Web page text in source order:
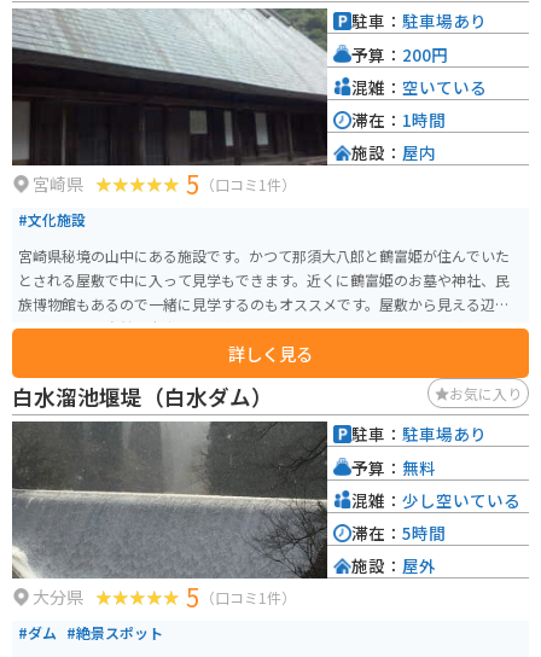
走る快適なツーリングコースも充実しており、バイクでの観光にもおすすめ
です。道の駅を起点に、不知火海の絶景を楽しみながらツーリングを楽しん
でみてはいかがでしょうか。
宮崎県 5 （口コミ1件）
#文化施設
宮崎県秘境の山中にある施設です。かつて那須大八郎と鶴富姫が住んでいた
とされる屋敷で中に入って見学もできます。近くに鶴富姫のお墓や神社、民
族博物館もあるので一緒に見学するのもオススメです。屋敷から見える辺り
一面の美しい自然は本当に心が癒されるようです。毎年11月には平家祭りも
行われるので、この時期に訪れるのもオススメです。
詳しく見る
駐車： 駐車場あり
予算： 200円
混雑： 空いている
滞在： 1時間
施設： 屋内
白水溜池堰堤（白水ダム） お気に入り
大分県 5 （口コミ1件）
#ダム #絶景スポット
駐車： 駐車場あり
予算： 無料
混雑： 少し空いている
滞在： 5時間
施設： 屋外